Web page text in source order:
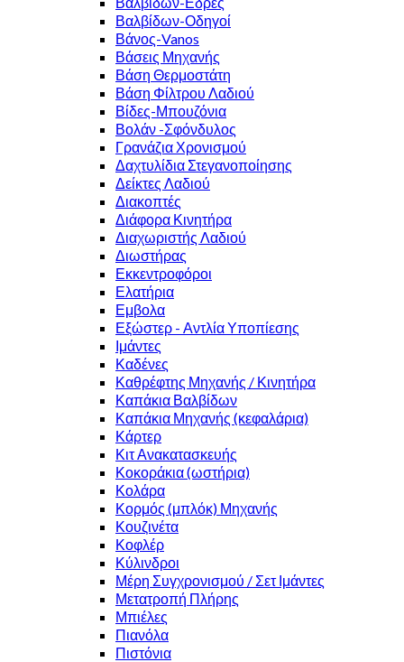
Βαλβίδων-Οδηγοί
Βάνος-Vanos
Βάσεις Μηχανής
Βάση Θερμοστάτη
Βάση Φίλτρου Λαδιού
Βίδες-Μπουζόνια
Βολάν -Σφόνδυλος
Γρανάζια Χρονισμού
Δαχτυλίδια Στεγανοποίησης
Δείκτες Λαδιού
Διακοπτές
Διάφορα Κινητήρα
Διαχωριστής Λαδιού
Διωστήρας
Εκκεντροφόροι
Ελατήρια
Εμβολα
Εξώστερ - Αντλία Υποπίεσης
Ιμάντες
Καδένες
Καθρέφτης Μηχανής / Κινητήρα
Καπάκια Βαλβίδων
Καπάκια Μηχανής (κεφαλάρια)
Κάρτερ
Κιτ Ανακατασκευής
Κοκοράκια (ωστήρια)
Κολάρα
Κορμός (μπλόκ) Μηχανής
Κουζινέτα
Κοφλέρ
Κύλινδροι
Μέρη Συγχρονισμού / Σετ Ιμάντες
Μετατροπή Πλήρης
Μπιέλες
Πιανόλα
Πιστόνια